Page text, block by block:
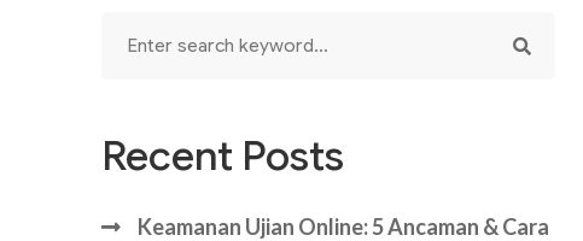
Recent Posts
Keamanan Ujian Online: 5 Ancaman & Cara